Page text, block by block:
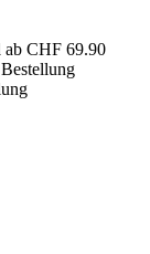
ab CHF 69.90